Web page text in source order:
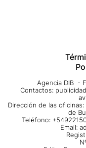
Agencia DIB -
Contactos:
Dirección de las oficinas:
de
Teléfono:
Email: